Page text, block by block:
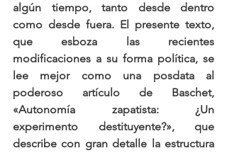
algún tiempo, tanto desde dentro
como desde fuera. El presente texto,
que esboza las recientes
modificaciones a su forma política, se
lee mejor como una posdata al
poderoso artículo de Baschet,
«Autonomía zapatista: ¿Un
experimento destituyente?», que
describe con gran detalle la estructura